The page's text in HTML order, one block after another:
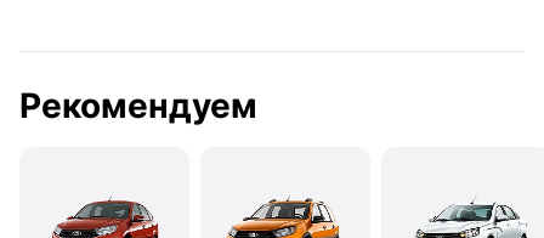
Рекомендуем